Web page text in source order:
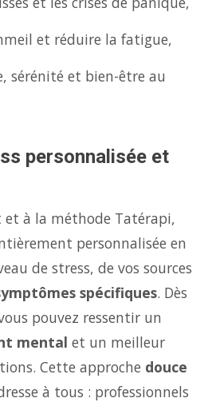
et réduire la fatigue,
sérénité et bien-être au
personnalisée et
à la méthode Tatérapi,
personnalisée en
de stress, de vos sources
spécifiques. Dès
pouvez ressentir un
mental et un meilleur
Cette approche douce
à tous : professionnels